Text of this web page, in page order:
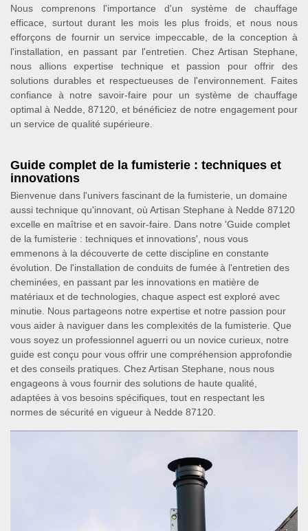
Nous comprenons l'importance d'un système de chauffage
efficace, surtout durant les mois les plus froids, et nous nous
efforçons de fournir un service impeccable, de la conception à
l'installation, en passant par l'entretien. Chez Artisan Stephane,
nous allions expertise technique et passion pour offrir des
solutions durables et respectueuses de l'environnement. Faites
confiance à notre savoir-faire pour un système de chauffage
optimal à Nedde, 87120, et bénéficiez de notre engagement pour
un service de qualité supérieure.
Guide complet de la fumisterie : techniques et
innovations
Bienvenue dans l'univers fascinant de la fumisterie, un domaine
aussi technique qu'innovant, où Artisan Stephane à Nedde 87120
excelle en maîtrise et en savoir-faire. Dans notre 'Guide complet
de la fumisterie : techniques et innovations', nous vous
emmenons à la découverte de cette discipline en constante
évolution. De l'installation de conduits de fumée à l'entretien des
cheminées, en passant par les innovations en matière de
matériaux et de technologies, chaque aspect est exploré avec
minutie. Nous partageons notre expertise et notre passion pour
vous aider à naviguer dans les complexités de la fumisterie. Que
vous soyez un professionnel aguerri ou un novice curieux, notre
guide est conçu pour vous offrir une compréhension approfondie
et des conseils pratiques. Chez Artisan Stephane, nous nous
engageons à vous fournir des solutions de haute qualité,
adaptées à vos besoins spécifiques, tout en respectant les
normes de sécurité en vigueur à Nedde 87120.